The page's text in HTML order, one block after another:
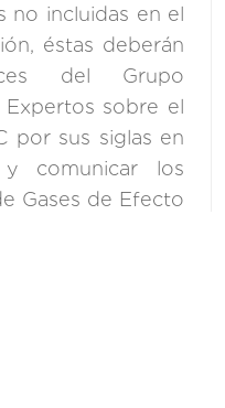
no incluidas en el
éstas deberán
del Grupo
sobre el
por sus siglas en
comunicar los
Gases de Efecto